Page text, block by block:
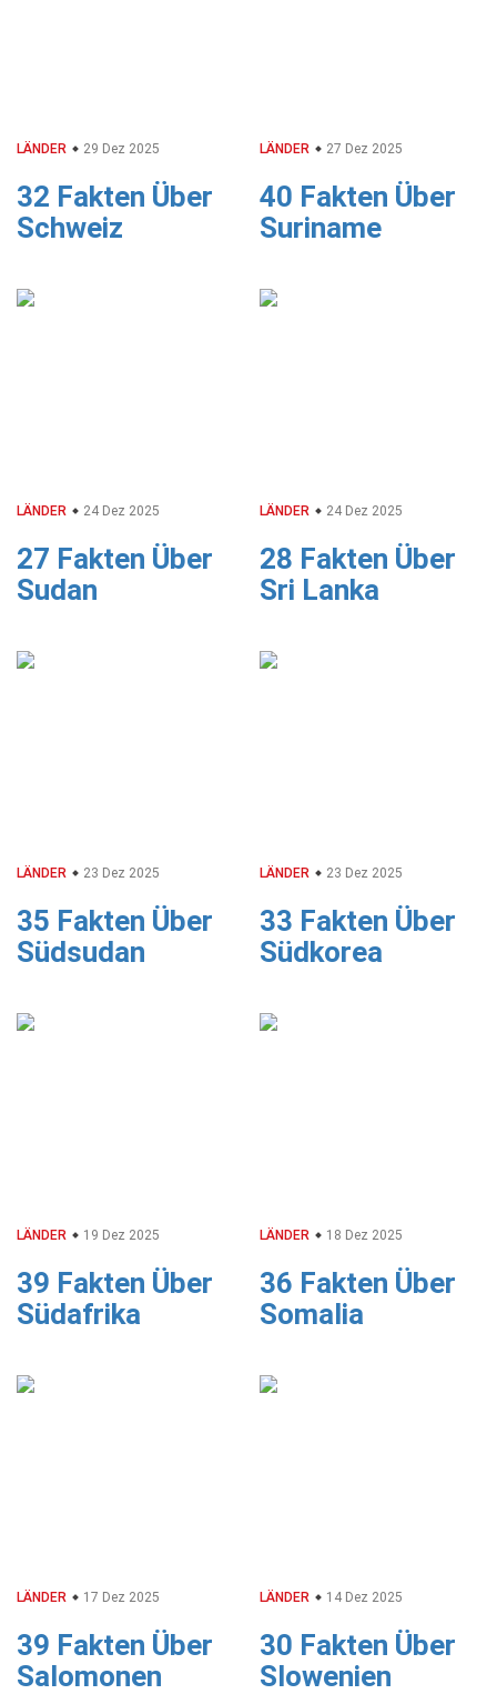
LÄNDER 29 Dez 2025
32 Fakten Über
Schweiz
LÄNDER 27 Dez 2025
40 Fakten Über
Suriname
LÄNDER 24 Dez 2025
27 Fakten Über
Sudan
LÄNDER 24 Dez 2025
28 Fakten Über
Sri Lanka
LÄNDER 23 Dez 2025
35 Fakten Über
Südsudan
LÄNDER 23 Dez 2025
33 Fakten Über
Südkorea
LÄNDER 19 Dez 2025
39 Fakten Über
Südafrika
LÄNDER 18 Dez 2025
36 Fakten Über
Somalia
LÄNDER 17 Dez 2025
39 Fakten Über
Salomonen
LÄNDER 14 Dez 2025
30 Fakten Über
Slowenien